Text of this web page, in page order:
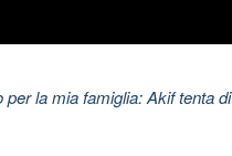
per la mia famiglia: Akif tenta di